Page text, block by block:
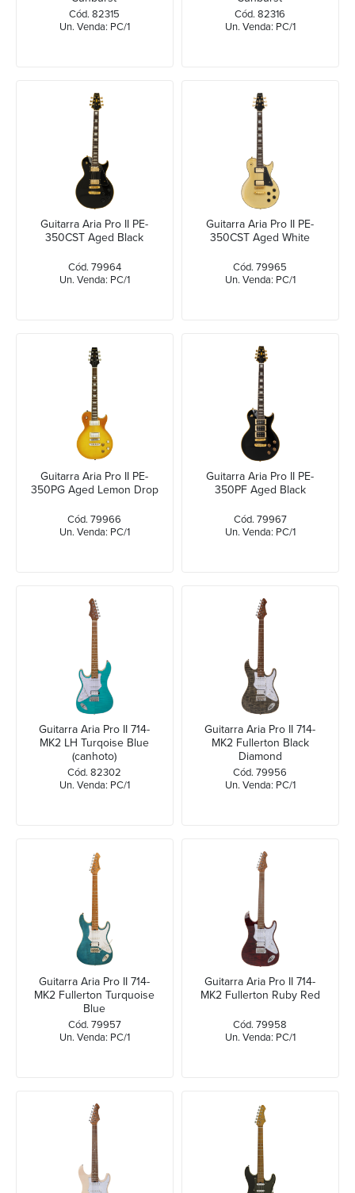
Cód. 82315
Un. Venda: PC/1
Cód. 82316
Un. Venda: PC/1
Guitarra Aria Pro II PE-
350CST Aged Black
Cód. 79964
Un. Venda: PC/1
Guitarra Aria Pro II PE-
350CST Aged White
Cód. 79965
Un. Venda: PC/1
Guitarra Aria Pro II PE-
350PG Aged Lemon Drop
Cód. 79966
Un. Venda: PC/1
Guitarra Aria Pro II PE-
350PF Aged Black
Cód. 79967
Un. Venda: PC/1
Guitarra Aria Pro II 714-
MK2 LH Turqoise Blue
(canhoto)
Cód. 82302
Un. Venda: PC/1
Guitarra Aria Pro II 714-
MK2 Fullerton Black
Diamond
Cód. 79956
Un. Venda: PC/1
Guitarra Aria Pro II 714-
MK2 Fullerton Turquoise
Blue
Cód. 79957
Un. Venda: PC/1
Guitarra Aria Pro II 714-
MK2 Fullerton Ruby Red
Cód. 79958
Un. Venda: PC/1